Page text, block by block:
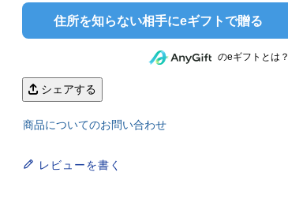
住所を知らない相手にeギフトで贈る
のeギフトとは？
シェアする
商品についてのお問い合わせ
レビューを書く